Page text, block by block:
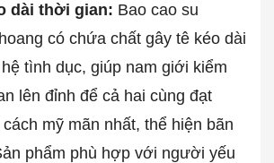
dài thời gian: Bao cao su
có chứa chất gây tê kéo dài
tình dục, giúp nam giới kiểm
lên đỉnh để cả hai cùng đạt
mỹ mãn nhất, thể hiện bãn
phẩm phù hợp với người yếu